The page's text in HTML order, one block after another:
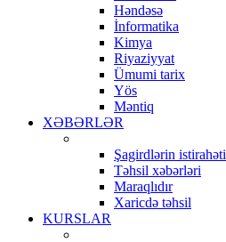
Həndəsə
İnformatika
Kimya
Riyaziyyat
Ümumi tarix
Yös
Məntiq
XƏBƏRLƏR
Şagirdlərin istirahəti
Təhsil xəbərləri
Maraqlıdır
Xaricdə təhsil
KURSLAR